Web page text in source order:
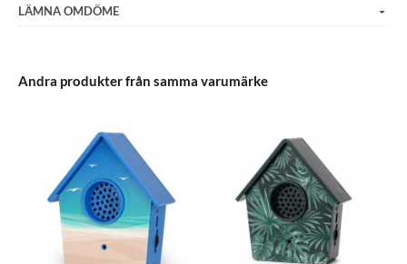
LÄMNA OMDÖME
Andra produkter från samma varumärke